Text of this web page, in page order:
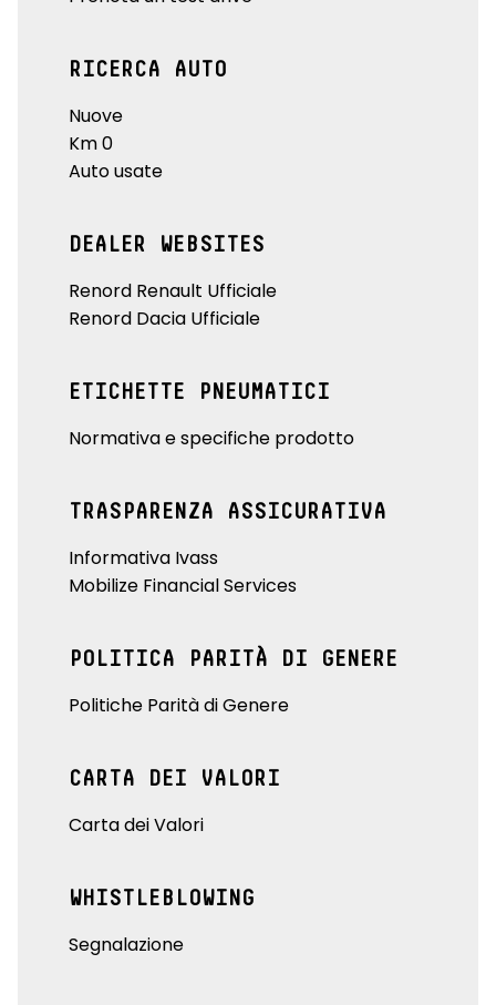
RICERCA AUTO
Nuove
Km 0
Auto usate
DEALER WEBSITES
Renord Renault Ufficiale
Renord Dacia Ufficiale
ETICHETTE PNEUMATICI
Normativa e specifiche prodotto
TRASPARENZA ASSICURATIVA
Informativa Ivass
Mobilize Financial Services
POLITICA PARITÀ DI GENERE
Politiche Parità di Genere
CARTA DEI VALORI
Carta dei Valori
WHISTLEBLOWING
Segnalazione